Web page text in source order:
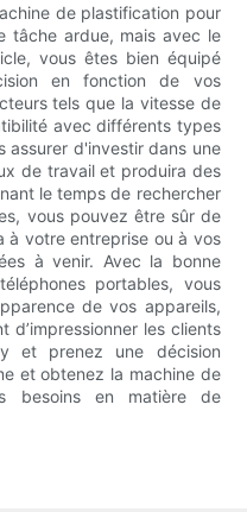
de plastification pour
tâche ardue, mais avec le
vous êtes bien équipé
en fonction de vos
tels que la vitesse de
avec différents types
assurer d'investir dans une
de travail et produira des
le temps de rechercher
vous pouvez être sûr de
à votre entreprise ou à vos
à venir. Avec la bonne
portables, vous
de vos appareils,
d’impressionner les clients
et prenez une décision
et obtenez la machine de
besoins en matière de